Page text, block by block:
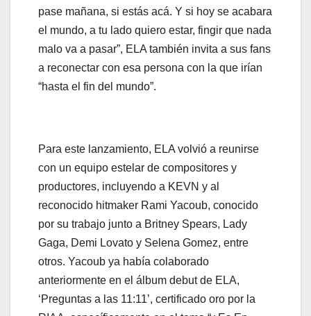
pase mañana, si estás acá. Y si hoy se acabara
el mundo, a tu lado quiero estar, fingir que nada
malo va a pasar”, ELA también invita a sus fans
a reconectar con esa persona con la que irían
“hasta el fin del mundo”.
Para este lanzamiento, ELA volvió a reunirse
con un equipo estelar de compositores y
productores, incluyendo a KEVN y al
reconocido hitmaker Rami Yacoub, conocido
por su trabajo junto a Britney Spears, Lady
Gaga, Demi Lovato y Selena Gomez, entre
otros. Yacoub ya había colaborado
anteriormente en el álbum debut de ELA,
‘Preguntas a las 11:11’, certificado oro por la